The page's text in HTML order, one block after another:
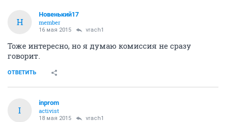
Н
Новенький17
member
16 мая 2015 vrach1
Тоже интересно, но я думаю комиссия не сразу
говорит.
ОТВЕТИТЬ
I
inprom
activist
18 мая 2015 vrach1